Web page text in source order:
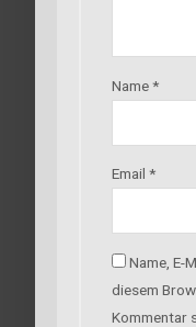
Name*
Email *
Name, E-
diesem
Kommentar